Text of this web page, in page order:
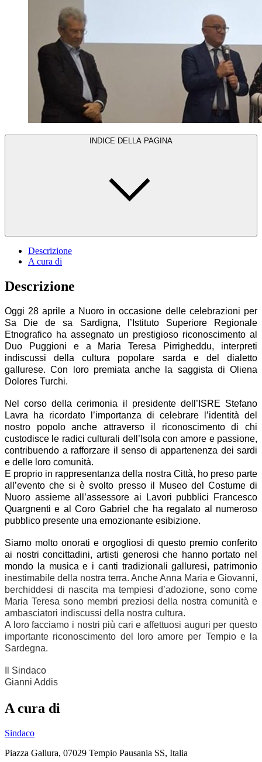
INDICE DELLA PAGINA
Descrizione
A cura di
Descrizione
Oggi 28 aprile a Nuoro in occasione delle celebrazioni per
Sa Die de sa Sardigna, l’Istituto Superiore Regionale
Etnografico ha assegnato un prestigioso riconoscimento al
Duo Puggioni e a Maria Teresa Pirrigheddu, interpreti
indiscussi della cultura popolare sarda e del dialetto
gallurese. Con loro premiata anche la saggista di Oliena
Dolores Turchi.
Nel corso della cerimonia il presidente dell’ISRE Stefano
Lavra ha ricordato l’importanza di celebrare l’identità del
nostro popolo anche attraverso il riconoscimento di chi
custodisce le radici culturali dell’Isola con amore e passione,
contribuendo a rafforzare il senso di appartenenza dei sardi
e delle loro comunità.
E proprio in rappresentanza della nostra Città, ho preso parte
all’evento che si è svolto presso il Museo del Costume di
Nuoro assieme all’assessore ai Lavori pubblici Francesco
Quargnenti e al Coro Gabriel che ha regalato al numeroso
pubblico presente una emozionante esibizione.
Siamo molto onorati e orgogliosi di questo premio conferito
ai nostri concittadini, artisti generosi che hanno portato nel
mondo la musica e i canti tradizionali galluresi, patrimonio
inestimabile della nostra terra. Anche Anna Maria e Giovanni,
berchiddesi di nascita ma tempiesi d’adozione, sono come
Maria Teresa sono membri preziosi della nostra comunità e
ambasciatori indiscussi della nostra cultura.
A loro facciamo i nostri più cari e affettuosi auguri per questo
importante riconoscimento del loro amore per Tempio e la
Sardegna.
Il Sindaco
Gianni Addis
A cura di
Sindaco
Piazza Gallura, 07029 Tempio Pausania SS, Italia